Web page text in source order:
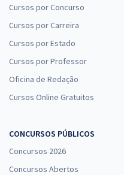
Cursos por Concurso
Cursos por Carreira
Cursos por Estado
Cursos por Professor
Oficina de Redação
Cursos Online Gratuitos
CONCURSOS PÚBLICOS
Concursos 2026
Concursos Abertos